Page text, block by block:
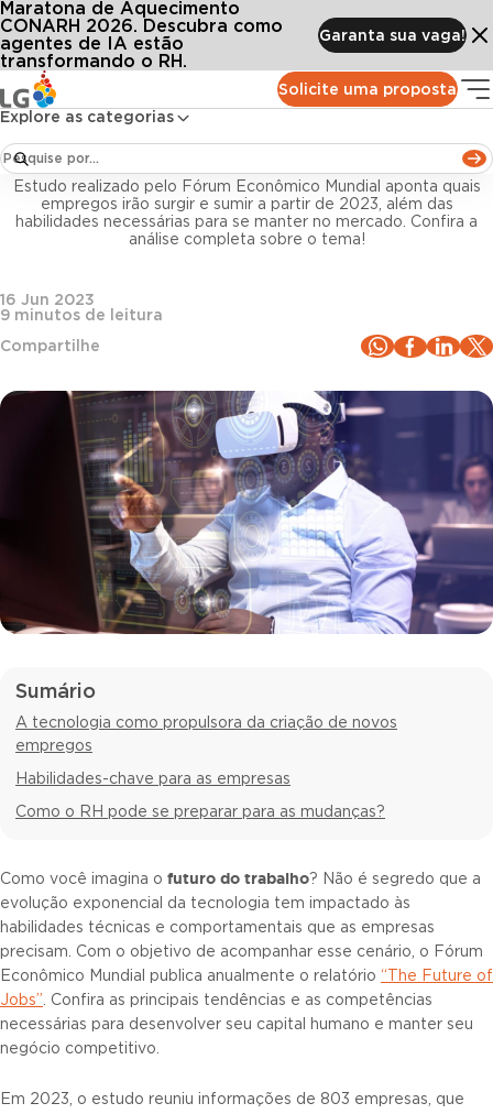
Solicite uma proposta
Explore as categorias
Maratona de Aquecimento
CONARH 2026. Descubra como
agentes de IA estão
transformando o RH.
Garanta sua vaga!
Conteúdos Blog LG
Futuro do trabalho: como o RH pode acompanhar as mudanças?
Gestão de pessoas
Futuro do trabalho: como o RH pode acompanhar
as mudanças?
Estudo realizado pelo Fórum Econômico Mundial aponta quais
empregos irão surgir e sumir a partir de 2023, além das
habilidades necessárias para se manter no mercado. Confira a
análise completa sobre o tema!
16 Jun 2023
9 minutos de leitura
Compartilhe
Sumário
A tecnologia como propulsora da criação de novos
empregos
Habilidades-chave para as empresas
Como o RH pode se preparar para as mudanças?
Como você imagina o futuro do trabalho? Não é segredo que a
evolução exponencial da tecnologia tem impactado às
habilidades técnicas e comportamentais que as empresas
precisam. Com o objetivo de acompanhar esse cenário, o Fórum
Econômico Mundial publica anualmente o relatório “The Future of
Jobs”. Confira as principais tendências e as competências
necessárias para desenvolver seu capital humano e manter seu
negócio competitivo.
Em 2023, o estudo reuniu informações de 803 empresas, que